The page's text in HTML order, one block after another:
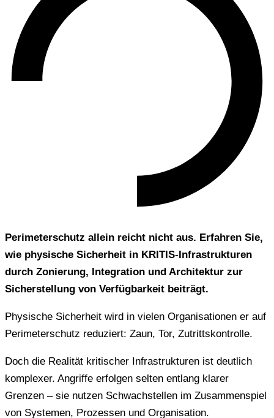
Perimeterschutz allein reicht nicht aus. Erfahren Sie,
wie physische Sicherheit in KRITIS-Infrastrukturen
durch Zonierung, Integration und Architektur zur
Sicherstellung von Verfügbarkeit beiträgt.
Physische Sicherheit wird in vielen Organisationen er auf
Perimeterschutz reduziert: Zaun, Tor, Zutrittskontrolle.
Doch die Realität kritischer Infrastrukturen ist deutlich
komplexer. Angriffe erfolgen selten entlang klarer
Grenzen – sie nutzen Schwachstellen im Zusammenspiel
von Systemen, Prozessen und Organisation.